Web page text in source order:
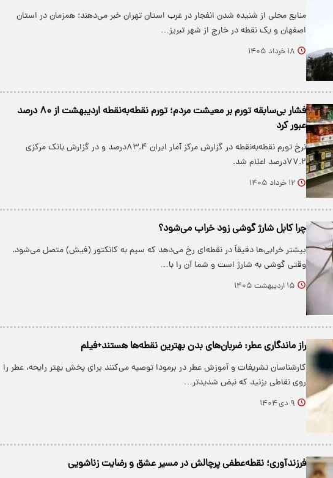
منابع محلی از شنیده شدن انفجار در غرب استان‌ تهران خبر می‌دهند؛ همزمان در استان
اصفهان و یک نقطه در خارج از شهر تبریز…
۱۸ خرداد ۱۴۰۵
فشار بی‌سابقه تورم بر معیشت مردم؛ تورم نقطه‌به‌نقطه اردیبهشت از ۸۰ درصد
عبور کرد
نرخ تورم نقطه‌به‌نقطه در گزارش مرکز آمار ایران ۸۳.۴درصد و در گزارش بانک مرکزی
۷۷.۲درصد اعلام شد.
۱۲ خرداد ۱۴۰۵
چرا کابل شارژ گوشی زود خراب می‌شود؟
بیشتر خرابی‌ها دقیقاً در نقطه‌ای رخ می‌دهد که سیم به کانکتور (فیش) متصل می‌شود.
وقتی گوشی به شارژ است و شما آن را با…
۱۵ اردیبهشت ۱۴۰۵
راز ماندگاری عطر: ضربان‌های بدن بهترین نقطه‌ها هستند+فیلم
کارشناسان تشریفات و آموزش عطر در برمودا توصیه می‌کنند برای پخش بهتر رایحه، عطر را
روی نقاطی بزنید که نبض شدیدتر…
۹ دی ۱۴۰۴
فرزندآوری؛ نقطه‌عطفی پرچالش در مسیر عشق و رضایت زناشویی